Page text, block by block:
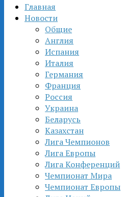
Главная
Новости
Общие
Англия
Испания
Италия
Германия
Франция
Россия
Украина
Беларусь
Казахстан
Лига Чемпионов
Лига Европы
Лига Конференций
Чемпионат Мира
Чемпионат Европы